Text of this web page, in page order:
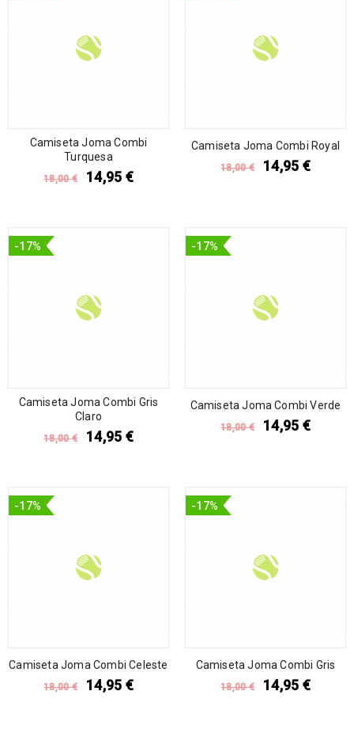
Camiseta Joma Combi
Turquesa
18,00€ 14,95 €
Camiseta Joma Combi Royal
18,00€ 14,95 €
-17%
Camiseta Joma Combi Gris
Claro
18,00€ 14,95 €
-17%
Camiseta Joma Combi Verde
18,00€ 14,95 €
-17%
Camiseta Joma Combi Celeste
18,00€ 14,95 €
-17%
Camiseta Joma Combi Gris
18,00€ 14,95 €